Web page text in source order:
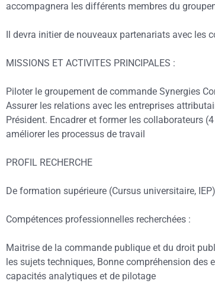
accompagnera les différents membres du
Il devra initier de nouveaux partenariats avec les
MISSIONS ET ACTIVITES PRINCIPALES :
Piloter le groupement de commande Synergies
Assurer les relations avec les entreprises
Président. Encadrer et former les collaborateurs
améliorer les processus de travail
PROFIL RECHERCHE
De formation supérieure (Cursus universitaire,
Compétences professionnelles recherchées :
Maitrise de la commande publique et du droit
les sujets techniques, Bonne compréhension des
capacités analytiques et de pilotage